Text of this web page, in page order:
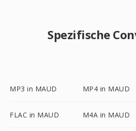
Spezifische
MP3 in MAUD MP4 in MAUD
FLAC in MAUD M4A in MAUD